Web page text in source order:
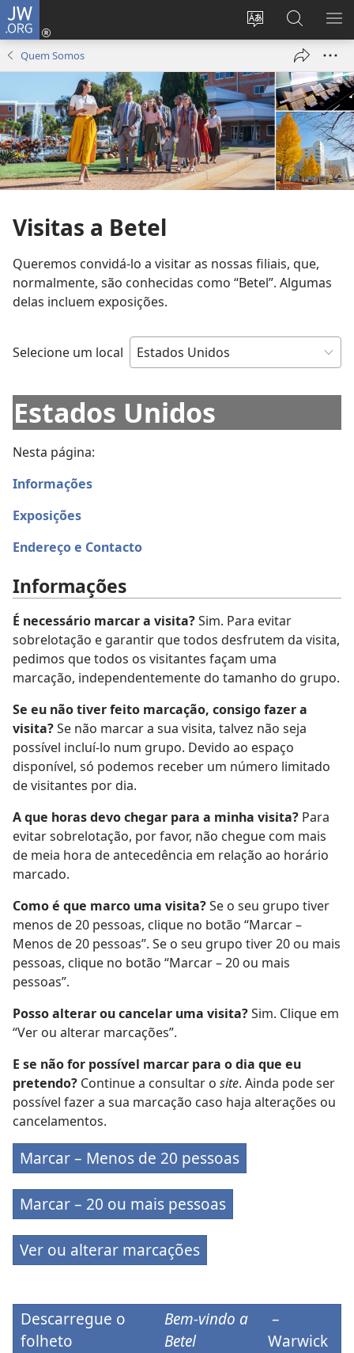
JW.ORG
Alterar
do
site
Entrar
(abre
janela)
Pesquisar
no
Site
JW.ORG
Quem Somos
Visitas a Betel
Queremos convidá-lo a visitar as nossas filiais, que,
normalmente, são conhecidas como “Betel”. Algumas
delas incluem exposições.
Selecione um local
Estados Unidos
Nesta página:
Informações
Exposições
Endereço e Contacto
Informações
É necessário marcar a visita?Sim. Para evitar
sobrelotação e garantir que todos desfrutem da visita,
pedimos que todos os visitantes façam uma
marcação, independentemente do tamanho do grupo.
Se eu não tiver feito marcação, consigo fazer a
visita?Se não marcar a sua visita, talvez não seja
possível incluí-lo num grupo. Devido ao espaço
disponível, só podemos receber um número limitado
de visitantes por dia.
A que horas devo chegar para a minha visita? Para
evitar sobrelotação, por favor, não chegue com mais
de meia hora de antecedência em relação ao horário
marcado.
Como é que marco uma visita?Se o seu grupo tiver
menos de 20 pessoas, clique no botão “Marcar –
Menos de 20 pessoas”. Se o seu grupo tiver 20 ou mais
pessoas, clique no botão “Marcar – 20 ou mais
pessoas”.
Posso alterar ou cancelar uma visita?Sim. Clique em
“Ver ou alterar marcações”.
E se não for possível marcar para o dia que eu
pretendo? Continue a consultar o site. Ainda pode ser
possível fazer a sua marcação caso haja alterações ou
cancelamentos.
Marcar – Menos de 20 pessoas
Marcar – 20 ou mais pessoas
Ver ou alterar marcações
Descarregue o
folheto
Bem-vindo a
Betel
–
Warwick